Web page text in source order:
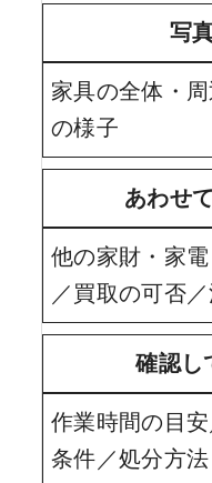
写
家具の全体・
の様子
あわせ
他の家財・家
／買取の可否
確認し
作業時間の目
条件／処分方